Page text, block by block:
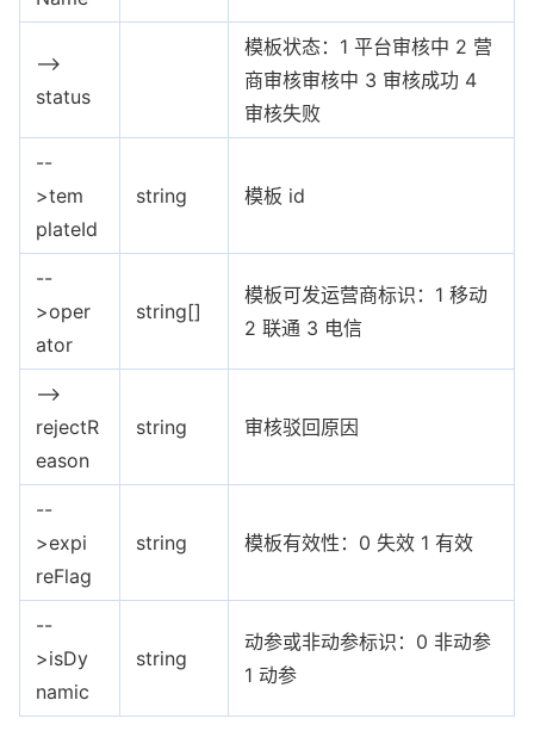
-->
status
模板状态：1 平台审核中 2 营
商审核审核中 3 审核成功 4
审核失败
--
>tem
plateId
string 模板 id
--
>oper
ator
string[]
模板可发运营商标识：1 移动
2 联通 3 电信
-->
rejectR
eason
string 审核驳回原因
--
>expi
reFlag
string 模板有效性：0 失效 1 有效
--
>isDy
namic
string
动参或非动参标识：0 非动参
1 动参